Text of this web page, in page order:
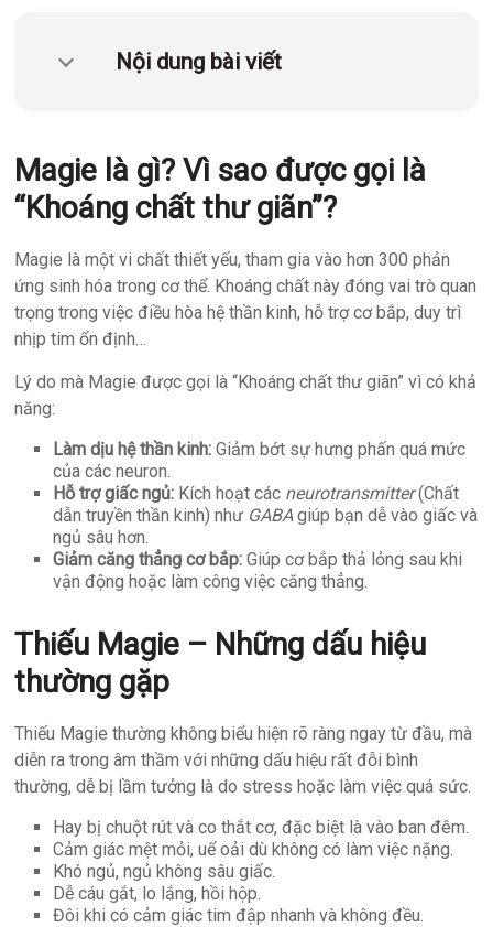
Nội dung bài viết
Magie là gì? Vì sao được gọi là
“Khoáng chất thư giãn”?
Magie là một vi chất thiết yếu, tham gia vào hơn 300 phản
ứng sinh hóa trong cơ thể. Khoáng chất này đóng vai trò quan
trọng trong việc điều hòa hệ thần kinh, hỗ trợ cơ bắp, duy trì
nhịp tim ổn định…
Lý do mà Magie được gọi là “Khoáng chất thư giãn” vì có khả
năng:
Làm dịu hệ thần kinh: Giảm bớt sự hưng phấn quá mức
của các neuron.
Hỗ trợ giấc ngủ: Kích hoạt các neurotransmitter(Chất
dẫn truyền thần kinh) như GABAgiúp bạn dễ vào giấc và
ngủ sâu hơn.
Giảm căng thẳng cơ bắp: Giúp cơ bắp thả lỏng sau khi
vận động hoặc làm công việc căng thẳng.
Thiếu Magie – Những dấu hiệu
thường gặp
Thiếu Magie thường không biểu hiện rõ ràng ngay từ đầu, mà
diễn ra trong âm thầm với những dấu hiệu rất đỗi bình
thường, dễ bị lầm tưởng là do stress hoặc làm việc quá sức.
Hay bị chuột rút và co thắt cơ, đặc biệt là vào ban đêm.
Cảm giác mệt mỏi, uể oải dù không có làm việc nặng.
Khó ngủ, ngủ không sâu giấc.
Dễ cáu gắt, lo lắng, hồi hộp.
Đôi khi có cảm giác tim đập nhanh và không đều.